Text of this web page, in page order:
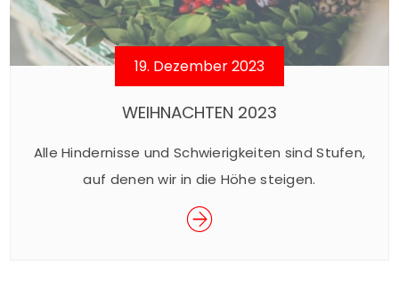
das ab dem 1. Januar […]
19. Dezember 2023
WEIHNACHTEN 2023
Alle Hindernisse und Schwierigkeiten sind Stufen,
auf denen wir in die Höhe steigen.